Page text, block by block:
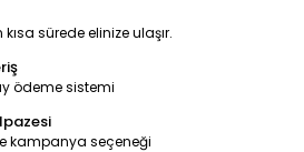
sürede elinize ulaşır.
ödeme sistemi
kampanya seçeneği